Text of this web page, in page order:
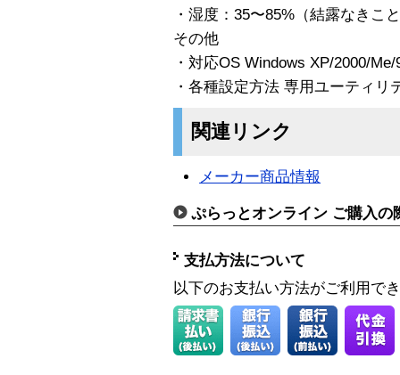
・湿度：35〜85%（結露なきこ
その他
・対応OS Windows XP/2000/
・各種設定方法 専用ユーティリ
関連リンク
メーカー商品情報
ぷらっとオンライン ご購入の
支払方法について
以下のお支払い方法がご利用で